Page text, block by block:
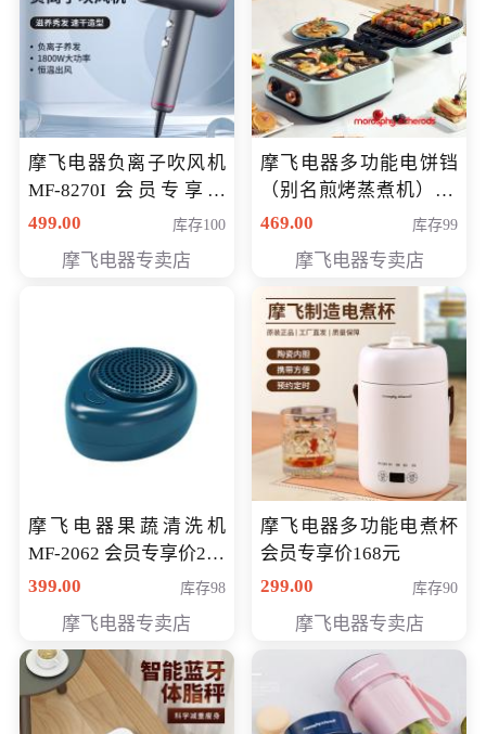
摩飞电器负离子吹风机
MF-8270I 会员专享价
369元
499.00 库存100
摩飞电器专卖店
摩飞电器多功能电饼铛
（别名煎烤蒸煮机） 型
号MF-8888B 会员专享
469.00 库存99
摩飞电器专卖店
摩飞电器果蔬清洗机
MF-2062 会员专享价268
元
399.00 库存98
摩飞电器专卖店
摩飞电器多功能电煮杯
会员专享价168元
299.00
库存90
摩飞电器专卖店